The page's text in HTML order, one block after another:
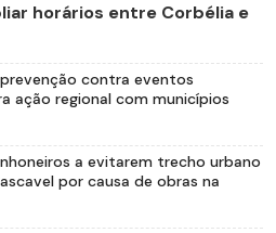
horários entre Corbélia e
contra eventos
ação regional com municípios
a evitarem trecho urbano
por causa de obras na